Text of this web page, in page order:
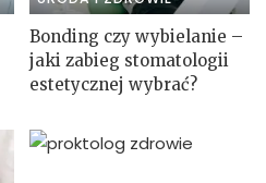
Bonding czy wybielanie –
jaki zabieg stomatologii
estetycznej wybrać?